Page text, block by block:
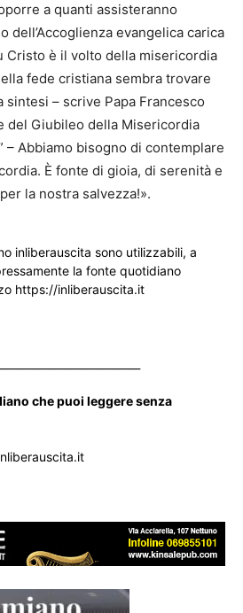
a quanti assisteranno
dell’Accoglienza evangelica carica
Cristo è il volto della misericordia
fede cristiana sembra trovare
sintesi – scrive Papa Francesco
del Giubileo della Misericordia
– Abbiamo bisogno di contemplare
È fonte di gioia, di serenità e
la nostra salvezza!».
inliberauscita sono utilizzabili, a
la fonte quotidiano
https://inliberauscita.it
che puoi leggere senza